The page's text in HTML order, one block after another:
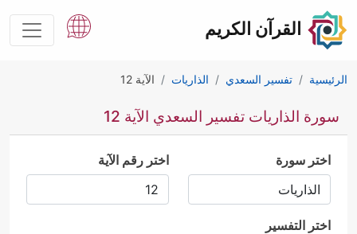
القرآن الكريم
الرئيسية تفسير السعدي الذاريات الآية 12
سورة الذاريات تفسير السعدي الآية 12
اختر سورة اختر رقم الآية
اختر التفسير